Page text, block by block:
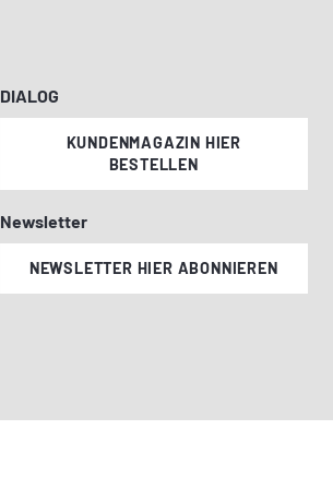
DIALOG
KUNDENMAGAZIN HIER
BESTELLEN
Newsletter
NEWSLETTER HIER ABONNIEREN